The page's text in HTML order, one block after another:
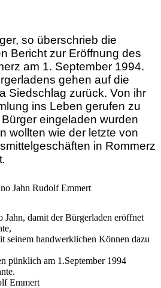
so überschrieb die
Bericht zur Eröffnung des
am 1. September 1994.
gehen auf die
Siedschlag zurück. Von ihr
ins Leben gerufen zu
eingeladen wurden
wollten wie der letzte von
in Rommerz
.
Jahn, damit der Bürgerladen eröffnet
seinem handwerklichen Können dazu
pünklich am 1.September 1994
Emmert